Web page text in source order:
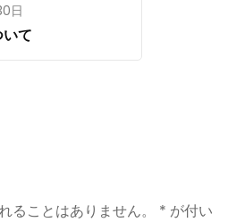
日
て
ることはありません。 * が付い